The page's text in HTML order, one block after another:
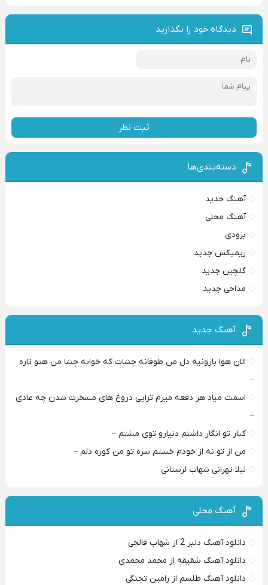
دیدگاه خود را بگذارید
ثبت نظر
دسته‌بندی‌ها
آهنگ جدید
آهنگ محلی
بزودی
ریمیکس جدید
گلچین جدید
مداحی جدید
آهنگ جدید
الان هوا بارونیه دل من طوفانه چشات که خوابه چشا من هنو تاره
–
اسمت میاد هر دفعه میرم تراپی دروغ‌ های مسخرت شدن چه عادی
–
کنار تو انگار داشتم دنیارو توی مشتم –
من از تو نه از خودم خستم سره تو من کوره دلم –
لیلا تهرانی شهاب لرستانی
آهنگ محلی
دانلود آهنگ دلبر 2 از شهاب فالجی
دانلود آهنگ شقیقه از محمد محمدی
دانلود آهنگ طلسم از رامین تجنگی